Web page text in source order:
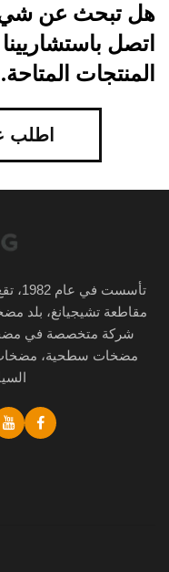
هل تبحث عن شيءٍ
اتصل
المنتجات المتاحة.
اطلب
مقاطعة تشيجيانغ، بلد
شركة متخصصة في
مضخات سطحية،